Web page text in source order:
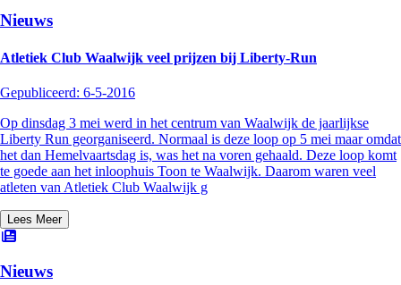
Nieuws
Atletiek Club Waalwijk veel prijzen bij Liberty-Run
Gepubliceerd: 6-5-2016
Op dinsdag 3 mei werd in het centrum van Waalwijk de jaarlijkse
Liberty Run georganiseerd. Normaal is deze loop op 5 mei maar omdat
het dan Hemelvaartsdag is, was het na voren gehaald. Deze loop komt
te goede aan het inloophuis Toon te Waalwijk. Daarom waren veel
atleten van Atletiek Club Waalwijk g
Lees Meer
Nieuws